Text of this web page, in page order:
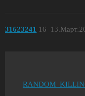
31623241 16